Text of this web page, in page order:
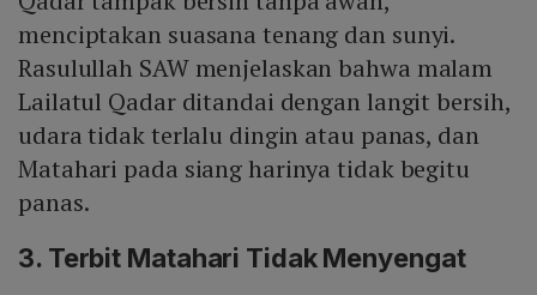
menciptakan suasana tenang dan sunyi.
Rasulullah SAW menjelaskan bahwa malam
Lailatul Qadar ditandai dengan langit bersih,
udara tidak terlalu dingin atau panas, dan
Matahari pada siang harinya tidak begitu
panas.
3. Terbit Matahari Tidak Menyengat